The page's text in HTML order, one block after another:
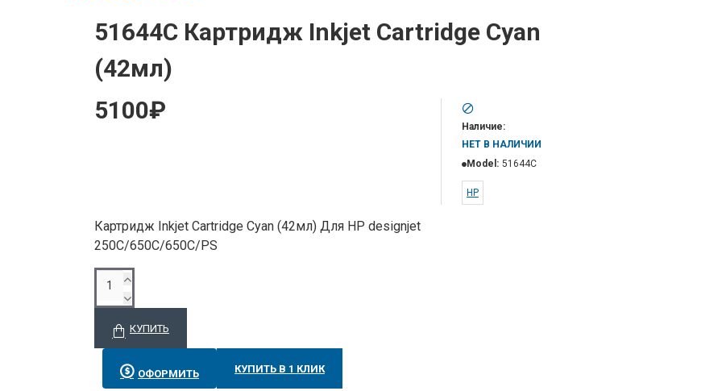
51644C Картридж Inkjet Cartridge Cyan
(42мл)
5100₽
Наличие:
НЕТ В НАЛИЧИИ
Model: 51644C
НР
Картридж Inkjet Cartridge Cyan (42мл) Для HP designjet
250C/650C/650C/PS
КУПИТЬ
ОФОРМИТЬ КУПИТЬ В 1 КЛИК